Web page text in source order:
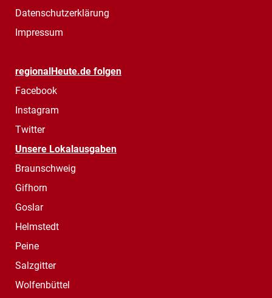
Datenschutzerklärung
Impressum
regionalHeute.de folgen
Facebook
Instagram
Twitter
Unsere Lokalausgaben
Braunschweig
Gifhorn
Goslar
Helmstedt
Peine
Salzgitter
Wolfenbüttel